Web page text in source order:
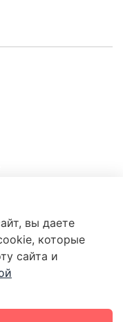
вы даете
которые
сайта и